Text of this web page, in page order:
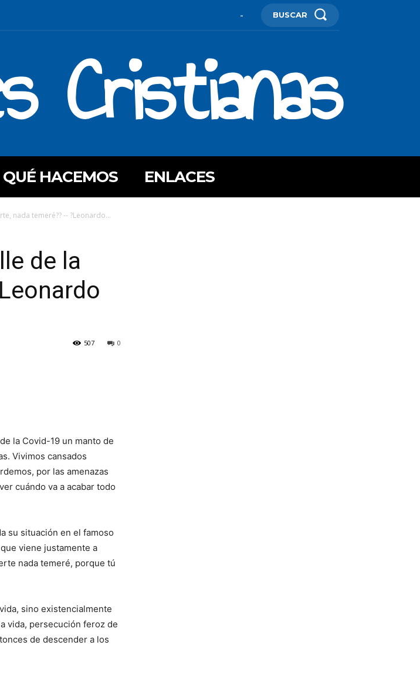
- BUSCAR
Cristianas
QUÉ HACEMOS ENLACES
nada temeré?? -- ?Leonardo...
de la
0
507
la Covid-19 un manto de
Vivimos cansados
por las amenazas
cuándo va a acabar todo
su situación en el famoso
viene justamente a
nada temeré, porque tú
sino existencialmente
vida, persecución feroz de
de descender a los